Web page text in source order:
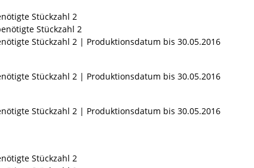
Stückzahl 2
Stückzahl 2
Stückzahl 2 | Produktionsdatum bis 30.05.2016
Stückzahl 2 | Produktionsdatum bis 30.05.2016
Stückzahl 2 | Produktionsdatum bis 30.05.2016
Stückzahl 2